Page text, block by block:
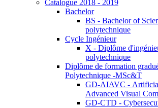
Catalogue 2018 - 2019
Bachelor
BS - Bachelor of
polytechnique
Cycle Ingénieur
X - Diplôme
polytechnique
Diplôme de formation
Polytechnique -MSc&T
GD-AIAVC -
Advanced Visual
GD-CTD -